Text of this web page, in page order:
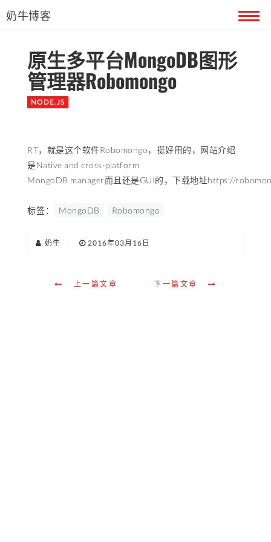
奶牛博客
首页
留言本
原生多平台MongoDB图形
管理器Robomongo
NODE.JS
RT，就是这个软件Robomongo，挺好用的，网站介绍
是Native and cross-platform
MongoDB manager而且还是GUI的，下载地址https://
标签： MongoDB Robomongo
奶牛 2016年03月16日
上一篇文章 下一篇文章